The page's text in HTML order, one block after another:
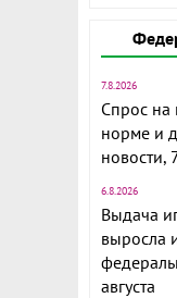
7.8.2026
Спрос на
норме и
новости,
6.8.2026
Выдача
выросла
августа